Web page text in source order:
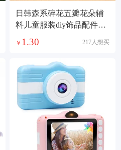
日韩森系碎花五瓣花朵辅
料儿童服装diy饰品配件发
￥ 1.30 217人想买